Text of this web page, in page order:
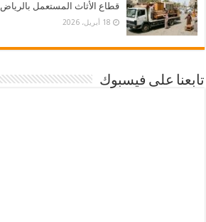
قطاع الأثاث المستعمل بالرياض
18 أبريل، 2026
تابعنا على فيسبوك